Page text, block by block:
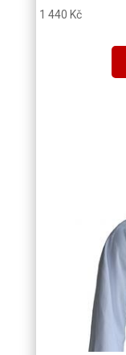
1 440 Kč